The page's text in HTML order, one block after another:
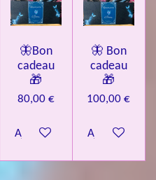
🦋Bon
cadeau
🎁
80,00 €
Ajouter au panier
🦋 Bon
cadeau
🎁
100,00 €
Ajouter au